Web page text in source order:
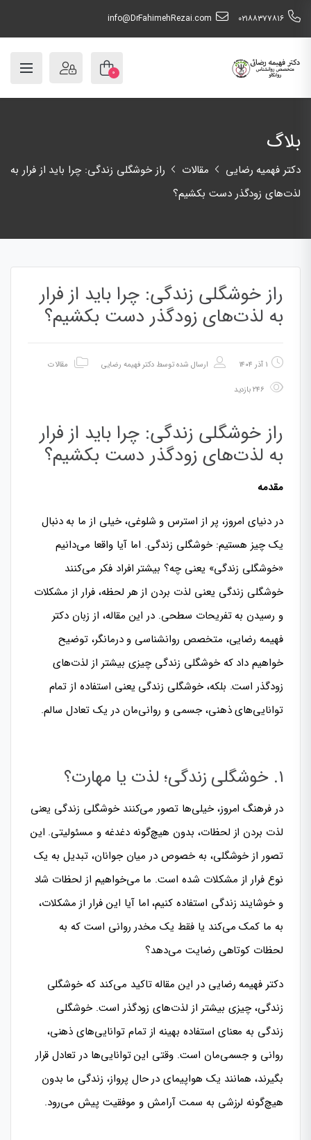
٠٢١٨٨٣٧٧٨١٦ info@DrFahimehRezai.com
۰
بلاگ
دکتر فهمیه رضایی مقالات
راز خوشگلی زندگی: چرا باید از فرار به
لذت‌های زودگذر دست بکشیم؟
راز خوشگلی زندگی: چرا باید از فرار
به لذت‌های زودگذر دست بکشیم؟
۱ آذر ۱۴۰۴ ارسال شده توسط دکتر فهیمه رضایی مقالات
راز خوشگلی زندگی: چرا باید از فرار
به لذت‌های زودگذر دست بکشیم؟
مقدمه
در دنیای امروز، پر از استرس و شلوغی، خیلی از ما به دنبال
یک چیز هستیم: خوشگلی زندگی. اما آیا واقعا می‌دانیم
«خوشگلی زندگی» یعنی چه؟ بیشتر افراد فکر می‌کنند
خوشگلی زندگی یعنی لذت بردن از هر لحظه، فرار از مشکلات
و رسیدن به تفریحات سطحی. در این مقاله، از زبان دکتر
فهیمه رضایی، متخصص روانشناسی و درمانگر، توضیح
خواهیم داد که خوشگلی زندگی چیزی بیشتر از لذت‌های
زودگذر است. بلکه، خوشگلی زندگی یعنی استفاده از تمام
توانایی‌های ذهنی، جسمی و روانی‌مان در یک تعادل سالم.
۱. خوشگلی زندگی؛ لذت یا مهارت؟
در فرهنگ امروز، خیلی‌ها تصور می‌کنند خوشگلی زندگی یعنی
لذت بردن از لحظات، بدون هیچ‌گونه دغدغه و مسئولیتی. این
تصور از خوشگلی، به خصوص در میان جوانان، تبدیل به یک
نوع فرار از مشکلات شده است. ما می‌خواهیم از لحظات شاد
و خوشایند زندگی استفاده کنیم، اما آیا این فرار از مشکلات،
به ما کمک می‌کند یا فقط یک مخدر روانی است که به
لحظات کوتاهی رضایت می‌دهد؟
دکتر فهیمه رضایی در این مقاله تاکید می‌کند که خوشگلی
زندگی، چیزی بیشتر از لذت‌های زودگذر است. خوشگلی
زندگی به معنای استفاده بهینه از تمام توانایی‌های ذهنی،
روانی و جسمی‌مان است. وقتی این توانایی‌ها در تعادل قرار
بگیرند، همانند یک هواپیمای در حال پرواز، زندگی ما بدون
هیچ‌گونه لرزشی به سمت آرامش و موفقیت پیش می‌رود.